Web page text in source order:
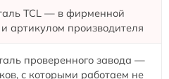
TCL — в фирменной
артикулом производителя
проверенного завода —
с которыми работаем не